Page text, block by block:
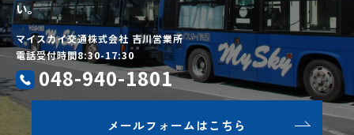
い。
マイスカイ交通株式会社 吉川営業所
電話受付時間8:30-17:30
048-940-1801
メールフォームはこちら